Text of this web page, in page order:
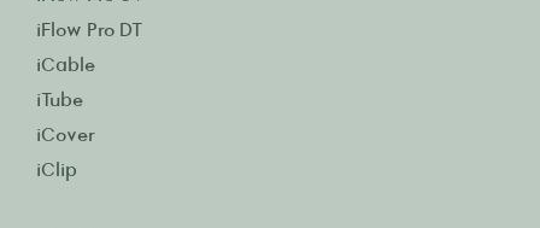
iFlow Pro DT
iCable
iTube
iCover
iClip